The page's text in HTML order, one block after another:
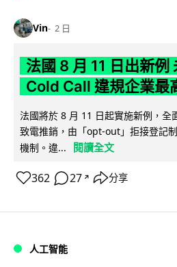
Vin 2 日
法國 8 月 11 日出新例
Cold Call 違規企業最
法國將於 8 月 11 日起實施新例，全
致電推銷，由「opt-out」拒接登記
機制。違...
閱讀全文
362 27 ↗ 分享
人工智能